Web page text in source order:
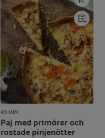
45 MIN
Paj med primörer och
rostade pinjenötter